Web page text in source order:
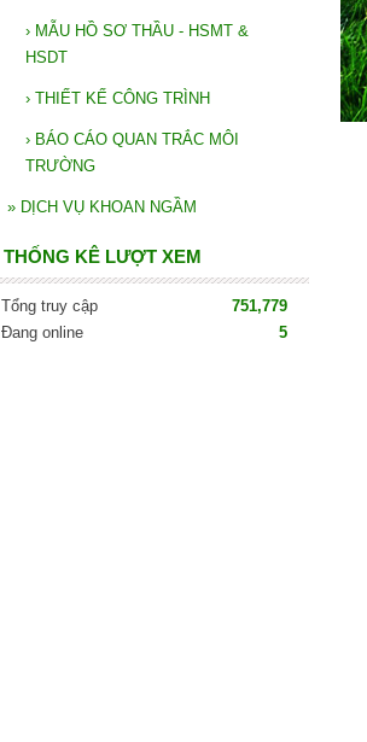
› MẪU HỒ SƠ THẦU - HSMT &
HSDT
›THIẾT KẾ CÔNG TRÌNH
› BÁO CÁO QUAN TRẮC MÔI
TRƯỜNG
» DỊCH VỤ KHOAN NGẦM
THỐNG KÊ LƯỢT XEM
Tổng truy cập
751,779
Đang online
5